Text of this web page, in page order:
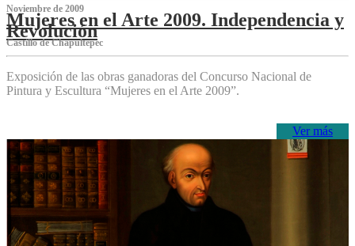
Noviembre de 2009
Mujeres en el Arte 2009. Independencia y
Revolución
Castillo de Chapultepec
Exposición de las obras ganadoras del Concurso Nacional de
Pintura y Escultura “Mujeres en el Arte 2009”.
Ver más